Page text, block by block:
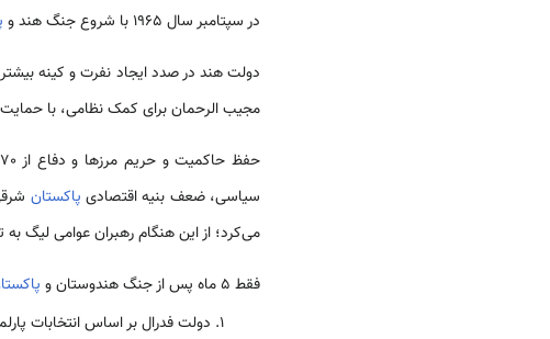
در سپتامبر سال 1965 با شروع جنگ هند و
دولت هند در صدد ایجاد نفرت و کینه
مجیب الرحمان برای کمک نظامی، با حمایت
حفظ حاکمیت و حریم مرزها و دفاع از 70 میلیون نفوس
سیاسی، ضعف بنیه اقتصادی پاکستان
می‌کرد؛ از این هنگام رهبران عوامی‌ لیگ
فقط 5 ماه پس از جنگ هندوستان و
دولت فدرال بر اساس انتخابات